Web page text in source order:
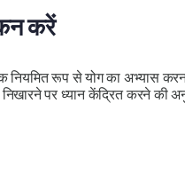
करें
रूप से योग का अभ्यास
पर ध्यान केंद्रित करने की